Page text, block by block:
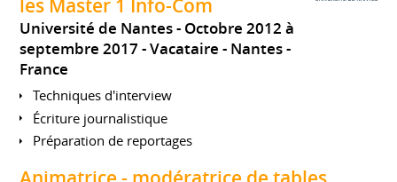
les Master 1 Info-Com
Université de Nantes
Octobre 2012 à
septembre 2017 Vacataire
Nantes
France
Techniques d'interview
Écriture journalistique
Préparation de reportages